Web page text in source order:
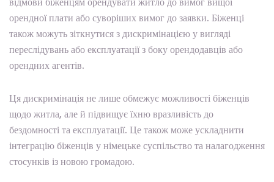
орендної плати або суворіших вимог до заявки. Біженці
також можуть зіткнутися з дискримінацією у вигляді
переслідувань або експлуатації з боку орендодавців або
орендних агентів.
Ця дискримінація не лише обмежує можливості біженців
щодо житла, але й підвищує їхню вразливість до
бездомності та експлуатації. Це також може ускладнити
інтеграцію біженців у німецьке суспільство та налагодження
стосунків із новою громадою.